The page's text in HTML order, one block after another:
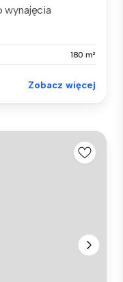
wynajęcia
180 m²
Zobacz więcej